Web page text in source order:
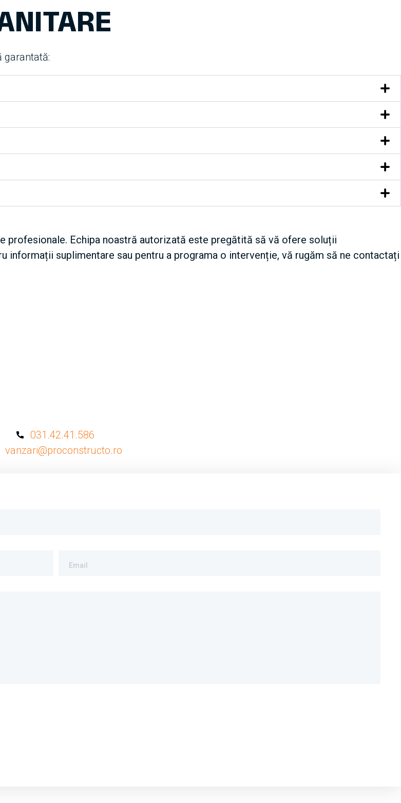
garantată:
Echipa noastră autorizată este pregătită să vă ofere soluții
informații suplimentare sau pentru a programa o intervenție, vă rugăm să ne contactați
031.42.41.586
vanzari@proconstructo.ro
Email